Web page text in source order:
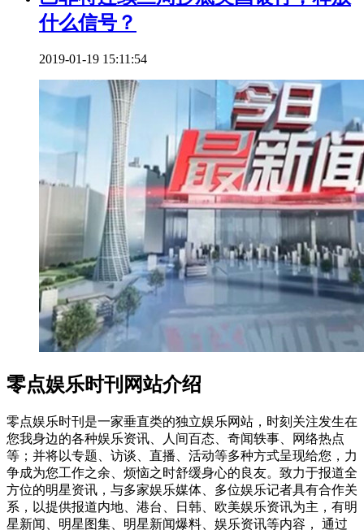
什么信号？
2019-01-19 15:11:54
零点娱乐时刊网站介绍
零点娱乐时刊是一家垂直类的独立娱乐网站，时刻关注发生在
您我身边的各种娱乐资讯、人间百态、奇闻轶事、网络热点
等；并将以专题、访谈、直播、活动等多种方式呈现给您，力
争成为您工作之余、烦恼之时舒缓身心的良友。致力于报道全
方位的明星资讯，与多家娱乐媒体、多位娱乐记者具有合作关
系，以提供报道内地、港台、日韩、欧美娱乐资讯为主，有明
星新闻、明星图集、明星新闻爆料、娱乐资讯等内容， 通过